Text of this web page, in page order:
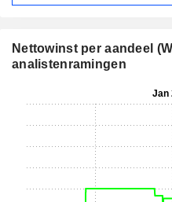
Nettowinst per aandeel
analistenramingen